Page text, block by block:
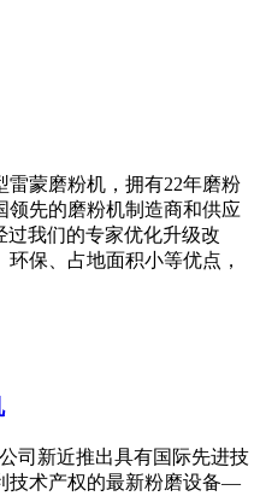
蒙磨粉机，拥有22年磨粉
领先的磨粉机制造商和供应
过我们的专家优化升级改
保、占地面积小等优点，
司新近推出具有国际先进技
技术产权的最新粉磨设备—